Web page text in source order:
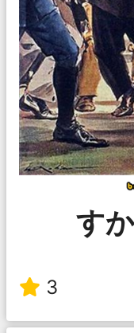
す
3